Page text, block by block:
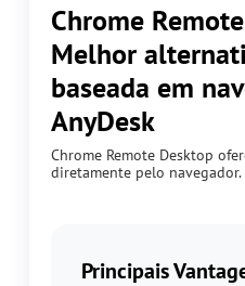
Chrome
Melhor
baseada em
AnyDesk
Chrome Remote Desktop
diretamente pelo navegador.
Principais